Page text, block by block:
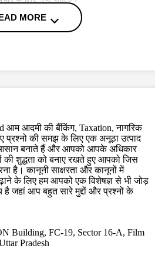
नियुक्त रद्द होने के बाद भी नॉन-टीचिंग स्टॉफ
कलकत्ता हाई कोर्ट ने लगाई रोक
इन नामों पर विचार कर अपनी राय केंद्र
सप्ताह के भीतर पूरी की जाती है. राष्ट्रपति
के मुख्य सचिव इस बारे में चीफ जस्टिस और
MORE
आम आदमी की बैंकिंग, Taxation, नागरिक
प्रश्नो की समझ के लिए एक अनूठा उत्पाद
बनाते हैं और आपको आपके अधिकार
की शुद्धता को बनाए रखते हुए आपको जिस
है। कानूनी साक्षरता और कानूनों में
के लिए हम आपको एक विशेषज्ञ से भी जोड़
जहां आप बहुत सारे मुद्दों और प्रश्नों के
Building, FC-19, Sector 16-A, Film
Pradesh